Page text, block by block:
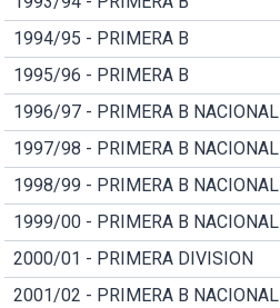
1994/95 - PRIMERA B
1995/96 - PRIMERA B
1996/97 - PRIMERA B NACIONAL
1997/98 - PRIMERA B NACIONAL
1998/99 - PRIMERA B NACIONAL
1999/00 - PRIMERA B NACIONAL
2000/01 - PRIMERA DIVISION
2001/02 - PRIMERA B NACIONAL